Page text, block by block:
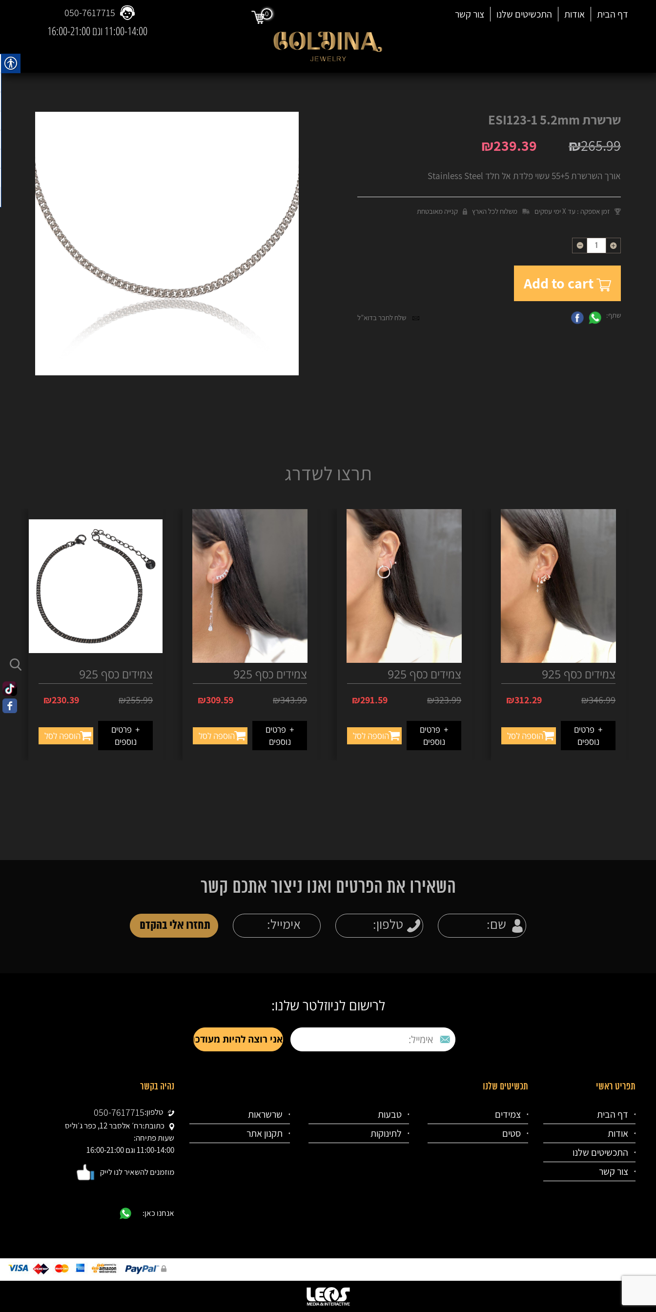
דף הבית אודות התכשיטים שלנו צור קשר 0
050-7617715
11:00-14:00 וגם 16:00-21:00
שרשרת ESI123-1 5.2mm
₪265.99
₪239.39
אורך השרשרת 55+5 עשוי פלדת אל חלד Stainless Steel
זמן אספקה : עד X ימי עסקים משלוח לכל הארץ קנייה מאובטחת
Quantity
Add to cart
שתף: שלח לחבר בדוא”ל
תרצו לשדרג
צמידים כסף 925
₪346.99
₪312.29
+ פרטים
נוספים
הוספה לסל
צמידים כסף 925
₪323.99
₪291.59
+ פרטים
נוספים
הוספה לסל
צמידים כסף 925
₪343.99
₪309.59
+ פרטים
נוספים
הוספה לסל
צמידים כסף 925
₪255.99
₪230.39
+ פרטים
נוספים
הוספה לסל
השאירו את הפרטים ואנו ניצור אתכם קשר
לרישום לניוזלטר שלנו:
תפריט ראשי
דף הבית
אודות
התכשיטים שלנו
צור קשר
תכשיטים שלנו
צמידים טבעות
שרשראות
סטים
לתינוקות תקנון אתר
נהיה בקשר
טלפון:050-7617715
כתובת:רח׳ אלסבר 12, כפר ג׳וליס
שעות פתיחה:
11:00-14:00 וגם 16:00-21:00
מוזמנים להשאיר לנו לייק
אנחנו כאן: